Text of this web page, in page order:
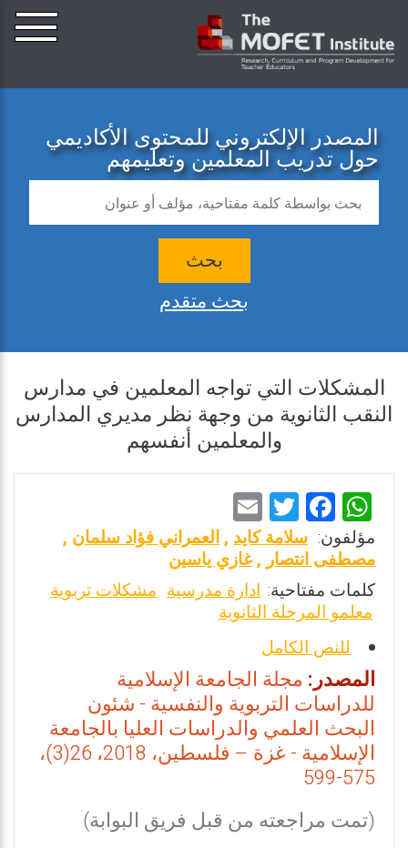
المصدر الإلكتروني للمحتوى الأكاديمي
حول تدريب المعلمين وتعليمهم
بحث
بحث متقدم
المشكلات التي تواجه المعلمين في مدارس
النقب الثانوية من وجهة نظر مديري المدارس
والمعلمين أنفسهم
W
h
at
s
A
p
p
F
a
ce
b
o
o
k
T
wi
tt
er
m
ai
l
مؤلفون: سلامة كايد,العمراني فؤاد سلمان ,
مصطفى انتصار ,غازي ياسين
كلمات مفتاحية: ادارة مدرسية مشكلات تربوية
معلمو المرحلة الثانوية
للنص الكامل
المصدر: مجلة الجامعة الإسلامية
للدراسات التربوية والنفسية - شئون
البحث العلمي والدراسات العليا بالجامعة
الإسلامية - غزة – فلسطين، 2018، 26(3)،
575-599
(تمت مراجعته من قبل فريق البوابة)